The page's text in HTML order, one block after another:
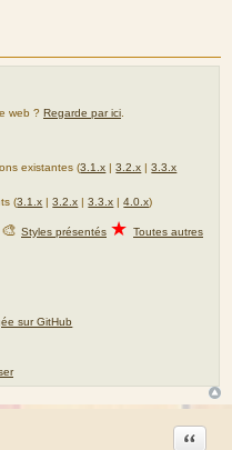
web ? Regarde par ici
existantes (3.1.x |3.2.x |3.3.x
(3.1.x |3.2.x |3.3.x |4.0.x)
🎨 Styles présentés ★ Toutes autres
sur GitHub
Citation